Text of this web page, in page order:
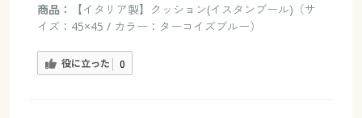
商品：
【イタリア製】クッション(イスタンブール)（サ
イズ：45×45 / カラー：ターコイズブルー）
役に立った 0